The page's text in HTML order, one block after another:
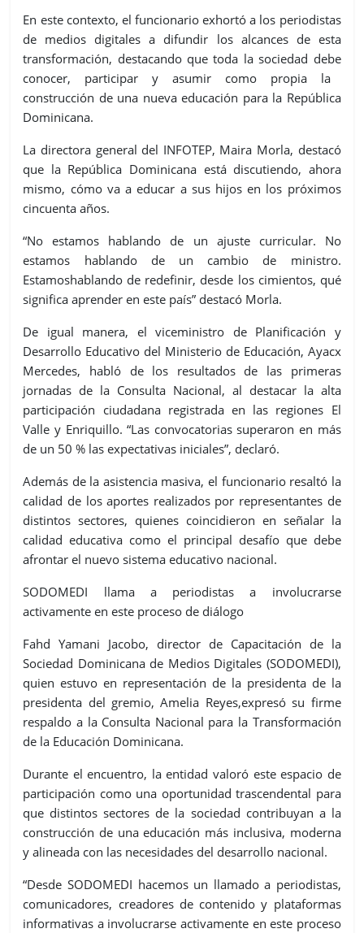
En este contexto, el funcionario exhortó a los periodistas
de medios digitales a difundir los alcances de esta
transformación, destacando que toda lasociedad debe
conocer, participar y asumir como propia la
construcción de una nueva educación para la República
Dominicana.
La directora general del INFOTEP, Maira Morla, destacó
que la República Dominicana está discutiendo, ahora
mismo, cómo va a educar a sus hijos en los próximos
cincuenta años.
“No estamos hablando de un ajuste curricular. No
estamos hablando de un cambio de ministro.
Estamoshablando de redefinir, desde los cimientos, qué
significa aprender en este país” destacó Morla.
De igual manera, el viceministro de Planificación y
Desarrollo Educativo del Ministerio de Educación, Ayacx
Mercedes, habló de los resultados de las primeras
jornadas de la Consulta Nacional, al destacar la alta
participación ciudadana registrada en las regiones El
Valle y Enriquillo. “Las convocatorias superaron en más
de un 50 % las expectativas iniciales”, declaró.
Además de la asistencia masiva, el funcionario resaltó la
calidad de los aportes realizados por representantes de
distintos sectores, quienes coincidieron en señalar la
calidad educativa como el principal desafío que debe
afrontar el nuevo sistema educativo nacional.
SODOMEDI
llamaa periodistas
a involucrarse
activamente en este proceso de diálogo
Fahd Yamani Jacobo, director de Capacitación de la
Sociedad Dominicana de Medios Digitales (SODOMEDI),
quien estuvo en representación de la presidenta de la
presidenta del gremio, Amelia Reyes,expresó su firme
respaldo a la Consulta Nacional para la Transformación
de la Educación Dominicana.
Durante el encuentro, la entidad valoró este espacio de
participación como una oportunidad trascendental para
que distintos sectores de la sociedad contribuyan a la
construcción de una educación más inclusiva, moderna
y alineada con las necesidades del desarrollo nacional.
“Desde SODOMEDI hacemos un llamado a periodistas,
comunicadores, creadores de contenido y plataformas
informativas a involucrarse activamente en este proceso